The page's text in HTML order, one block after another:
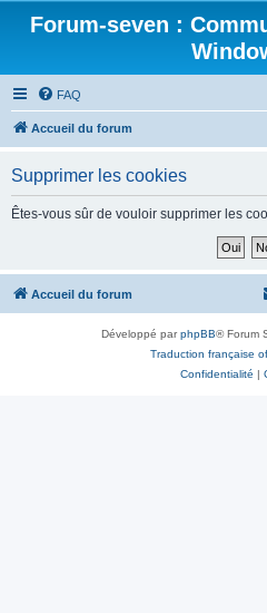
Forum-seven :
FAQ
Accueil du forum
Supprimer les cookies
Êtes-vous sûr de vouloir supprimer les
Accueil du forum
Développé parphpBB® Forum
Traduction française
Confidentialité |